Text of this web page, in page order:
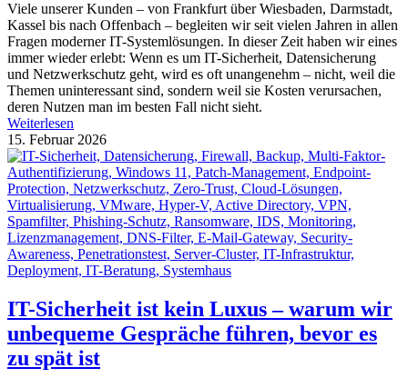
Viele unserer Kunden – von Frankfurt über Wiesbaden, Darmstadt,
Kassel bis nach Offenbach – begleiten wir seit vielen Jahren in allen
Fragen moderner IT-Systemlösungen. In dieser Zeit haben wir eines
immer wieder erlebt: Wenn es um IT-Sicherheit, Datensicherung
und Netzwerkschutz geht, wird es oft unangenehm – nicht, weil die
Themen uninteressant sind, sondern weil sie Kosten verursachen,
deren Nutzen man im besten Fall nicht sieht.
Weiterlesen
15. Februar 2026
IT-Sicherheit ist kein Luxus – warum wir
unbequeme Gespräche führen, bevor es
zu spät ist